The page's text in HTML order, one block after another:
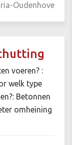
Oudenhove
voeren? :
welk type
Betonnen
omheining